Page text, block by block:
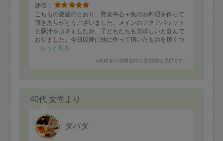
評価：
こちらの要望のとおり、野菜中心＋魚のお料理を作って
頂きありがとうございました。メインのアクアパッツァ
と豚汁を頂きましたが、子どもたちも美味しいと喜んで
おりました。今日以降に他に作って頂いたものを頂くつ
もりです。またお願いしたいと思います。よろしくお願
もっと見る
※依頼者の依頼当時の主観的な感想です。
40代 女性より
ダバダ